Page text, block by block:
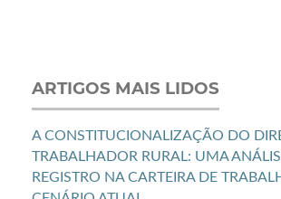
ARTIGOS MAIS LIDOS
A CONSTITUCIONALIZAÇÃO DO
TRABALHADOR RURAL: UMA
REGISTRO NA CARTEIRA DE